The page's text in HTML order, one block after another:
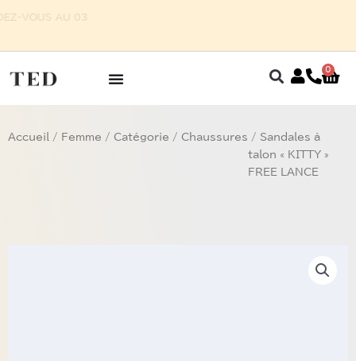
POUR HOMME SUR RENDEZ-VOUS AU 03
0
Accueil / Femme / Catégorie / Chaussures / Sandales à
talon « KITTY »
FREE LANCE